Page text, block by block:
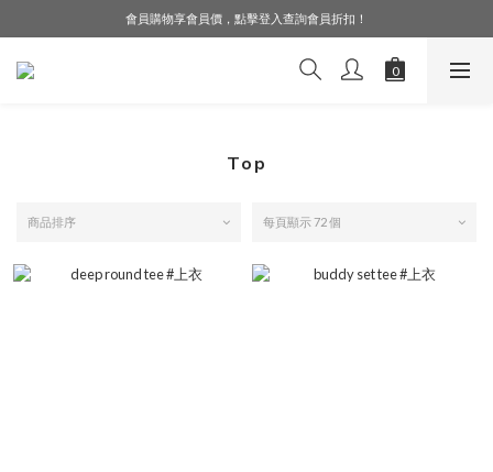
LINE好友募集中，加入就送購物金$50！
會員購物享會員價，點擊登入查詢會員折扣！
LINE好友募集中，加入就送購物金$50！
Top
商品排序 每頁顯示 72 個